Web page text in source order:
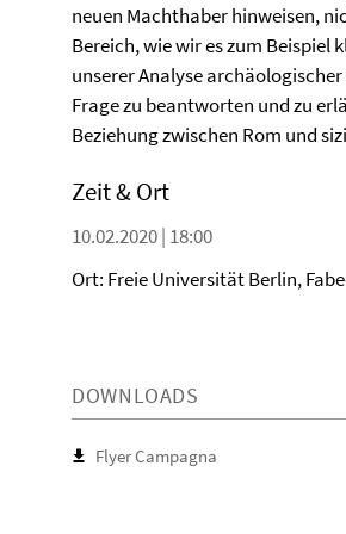
neuen Machthaber hinweisen,
Bereich, wie wir es zum Beispiel
unserer Analyse
Frage zu beantworten und zu
Beziehung zwischen Rom und
Zeit & Ort
10.02.2020 | 18:00
Ort: Freie Universität Berlin,
DOWNLOADS
Flyer Campagna